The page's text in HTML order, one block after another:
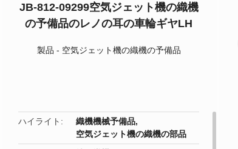
JB-812-09299空気ジェット機の織機
の予備品のレノの耳の車輪ギヤLH
製品 - 空気ジェット機の織機の予備品
ハイライト 織機機械予備品,
空気ジェット機の織機の部品